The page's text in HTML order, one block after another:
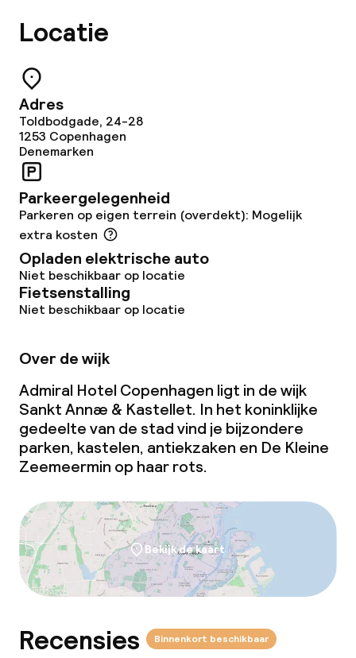
Dieetopties
Faciliteiten en diensten voor kinderen
Babysitservice
Schoonmaakvoorzieningen
Wasservice
Zakelijke faciliteiten
Beleid
Borg bij aankomst
Overal rookvrij
Locatie
Adres
Toldbodgade, 24-28
1253 Copenhagen
Denemarken
Parkeergelegenheid
Parkeren op eigen terrein (overdekt): Mogelijk
extra kosten
Opladen elektrische auto
Niet beschikbaar op locatie
Fietsenstalling
Niet beschikbaar op locatie
Over de wijk
Admiral Hotel Copenhagen ligt in de wijk
Sankt Annæ & Kastellet. In het koninklijke
gedeelte van de stad vind je bijzondere
parken, kastelen, antiekzaken en De Kleine
Zeemeermin op haar rots.
Bekijk de kaart
Recensies Binnenkort beschikbaar